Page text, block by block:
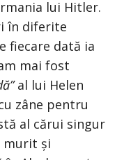
lui Hitler.
în diferite
fiecare dată ia
mai fost
al lui Helen
zâne pentru
al cărui singur
murit și